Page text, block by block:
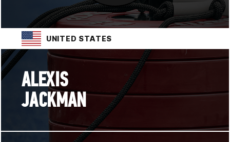
UNITED STATES
ALEXIS
JACKMAN